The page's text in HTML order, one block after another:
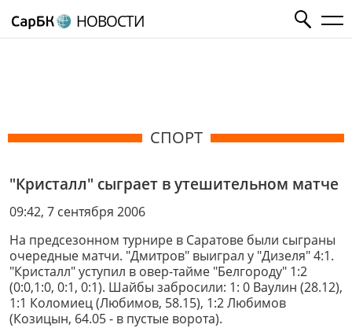
НОВОСТИ
СПОРТ
"Кристалл" сыграет в утешительном матче
09:42, 7 сентября 2006
На предсезонном турнире в Саратове были сыграны
очередные матчи. "Дмитров" выиграл у "Дизеля" 4:1.
"Кристалл" уступил в овер-тайме "Белгороду" 1:2
(0:0,1:0, 0:1, 0:1). Шайбы забросили: 1: 0 Ваулин (28.12),
1:1 Коломиец (Любимов, 58.15), 1:2 Любимов
(Козицын, 64.05 - в пустые ворота).